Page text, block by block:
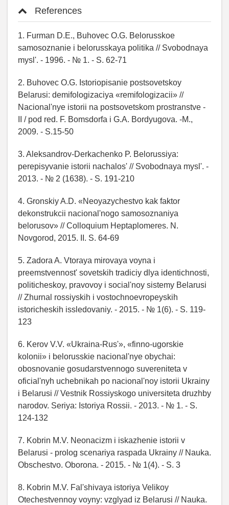
References
1. Furman D.E., Buhovec O.G. Belorusskoe
samosoznanie i belorusskaya politika // Svobodnaya
mysl'. - 1996. - № 1. - S. 62-71
2. Buhovec O.G. Istoriopisanie postsovetskoy
Belarusi: demifologizaciya «remifologizacii» //
Nacional'nye istorii na postsovetskom prostranstve -
II / pod red. F. Bomsdorfa i G.A. Bordyugova. -M.,
2009. - S.15-50
3. Aleksandrov-Derkachenko P. Belorussiya:
perepisyvanie istorii nachalos' // Svobodnaya mysl'. -
2013. - № 2 (1638). - S. 191-210
4. Gronskiy A.D. «Neoyazychestvo kak faktor
dekonstrukcii nacional'nogo samosoznaniya
belorusov» // Colloquium Heptaplomeres. N.
Novgorod, 2015. II. S. 64-69
5. Zadora A. Vtoraya mirovaya voyna i
preemstvennost' sovetskih tradiciy dlya identichnosti,
politicheskoy, pravovoy i social'noy sistemy Belarusi
// Zhurnal rossiyskih i vostochnoevropeyskih
istoricheskih issledovaniy. - 2015. - № 1(6). - S. 119-
123
6. Kerov V.V. «Ukraina-Rus'», «finno-ugorskie
kolonii» i belorusskie nacional'nye obychai:
obosnovanie gosudarstvennogo suvereniteta v
oficial'nyh uchebnikah po nacional'noy istorii Ukrainy
i Belarusi // Vestnik Rossiyskogo universiteta druzhby
narodov. Seriya: Istoriya Rossii. - 2013. - № 1. - S.
124-132
7. Kobrin M.V. Neonacizm i iskazhenie istorii v
Belarusi - prolog scenariya raspada Ukrainy // Nauka.
Obschestvo. Oborona. - 2015. - № 1(4). - S. 3
8. Kobrin M.V. Fal'shivaya istoriya Velikoy
Otechestvennoy voyny: vzglyad iz Belarusi // Nauka.